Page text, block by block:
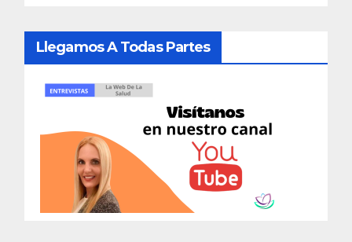
Llegamos A Todas Partes